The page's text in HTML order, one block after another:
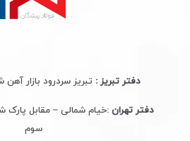
دفتر تبریز : تبریز سردرود بازار
دفتر تهران :خیام شمالی – مقابل پارک
سوم